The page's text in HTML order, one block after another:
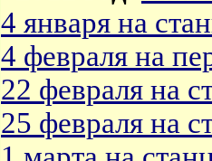
4 января на
4 февраля на
22 февраля на
25 февраля на